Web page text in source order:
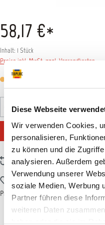
Diese Webseite
Wir verwenden Cookies,
personalisieren,
zu können und die
analysieren. Außerdem
Verwendung unserer
soziale Medien, Werbung
Partner führen diese
weiteren Daten
58,17 €*
Inhalt: 1 Stück
Preise inkl. MwSt. zzgl. Versandkosten
Versandfertig in 7 Tagen, Lieferzeit 5-7
Produkt Anzahl: Gib den
IN DEN
Zum Vergleich hinzufügen
Zum Merkzettel hinzufügen
Produktnummer:T000472